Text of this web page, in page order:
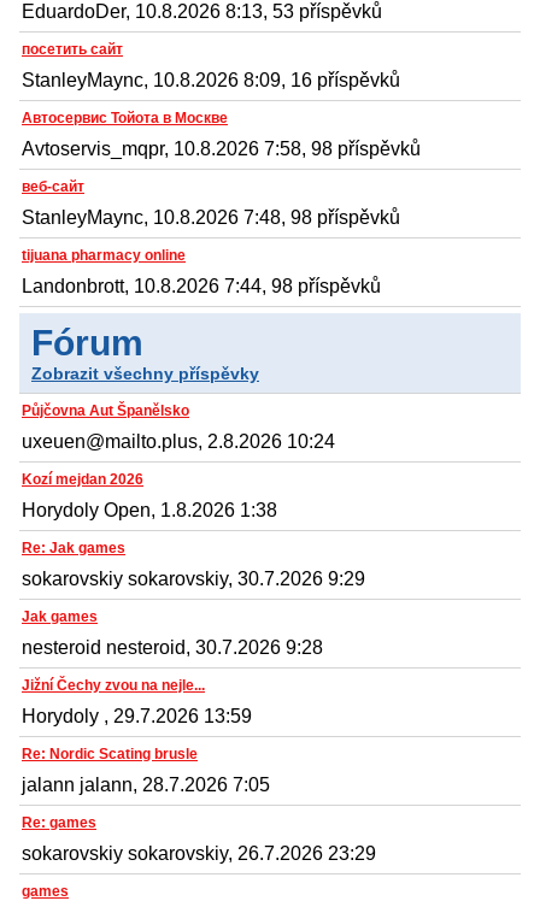
EduardoDer, 10.8.2026 8:13, 53 příspěvků
посетить сайт
StanleyMaync, 10.8.2026 8:09, 16 příspěvků
Автосервис Тойота в Москве
Avtoservis_mqpr, 10.8.2026 7:58, 98 příspěvků
веб-сайт
StanleyMaync, 10.8.2026 7:48, 98 příspěvků
tijuana pharmacy online
Landonbrott, 10.8.2026 7:44, 98 příspěvků
Fórum
Zobrazit všechny příspěvky
Půjčovna Aut Španělsko
uxeuen@mailto.plus, 2.8.2026 10:24
Kozí mejdan 2026
Horydoly Open, 1.8.2026 1:38
Re: Jak games
sokarovskiy sokarovskiy, 30.7.2026 9:29
Jak games
nesteroid nesteroid, 30.7.2026 9:28
Jižní Čechy zvou na nejle...
Horydoly , 29.7.2026 13:59
Re: Nordic Scating brusle
jalann jalann, 28.7.2026 7:05
Re: games
sokarovskiy sokarovskiy, 26.7.2026 23:29
games